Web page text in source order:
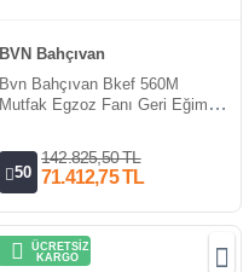
BVN Bahçıvan
Bvn Bahçıvan Bkef 560M
Mutfak Egzoz Fanı Geri Eğimli
50
142.825,50 TL
71.412,75 TL
ÜCRETSİZ
KARGO